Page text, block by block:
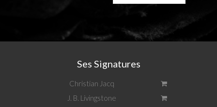
Ses Signatures
Christian Jacq
J. B. Livingstone